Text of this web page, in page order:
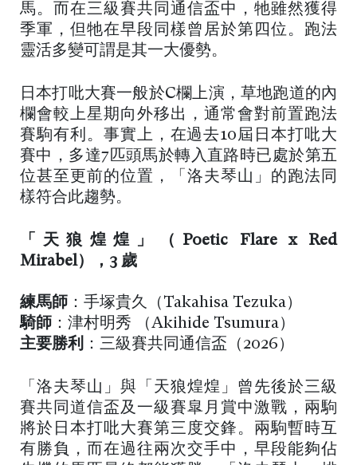
馬。而在三級賽共同通信盃中，牠雖然獲得
季軍，但牠在早段同樣曾居於第四位。跑法
靈活多變可謂是其一大優勢。
日本打吡大賽一般於C欄上演，草地跑道的內
欄會較上星期向外移出，通常會對前置跑法
賽駒有利。事實上，在過去10屆日本打吡大
賽中，多達7匹頭馬於轉入直路時已處於第五
位甚至更前的位置，「洛夫琴山」的跑法同
樣符合此趨勢。
「天狼煌煌」（Poetic Flare x Red
Mirabel），3 歲
練馬師 ：手塚貴久（Takahisa Tezuka）
騎師 ：津村明秀 （Akihide Tsumura）
主要勝利 ：三級賽共同通信盃（2026）
「洛夫琴山」與「天狼煌煌」曾先後於三級
賽共同道信盃及一級賽皐月賞中激戰，兩駒
將於日本打吡大賽第三度交鋒。兩駒暫時互
有勝負，而在過往兩次交手中，早段能夠佔